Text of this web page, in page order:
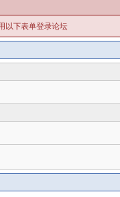
以下表单登录论坛